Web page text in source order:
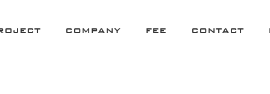
COMPANY FEE CONTACT